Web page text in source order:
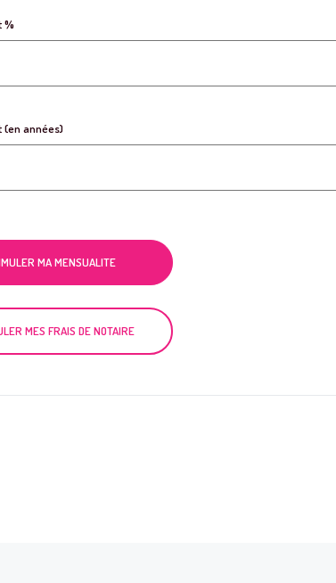
%
(en années)
MA MENSUALITE
MES FRAIS DE NOTAIRE